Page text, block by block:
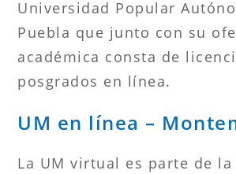
Universidad Popular
Puebla que junto con su
académica consta de
posgrados en línea.
UM en línea –
La UM virtual es parte de